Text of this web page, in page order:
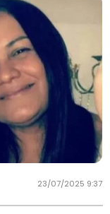
23/07/2025 9:37